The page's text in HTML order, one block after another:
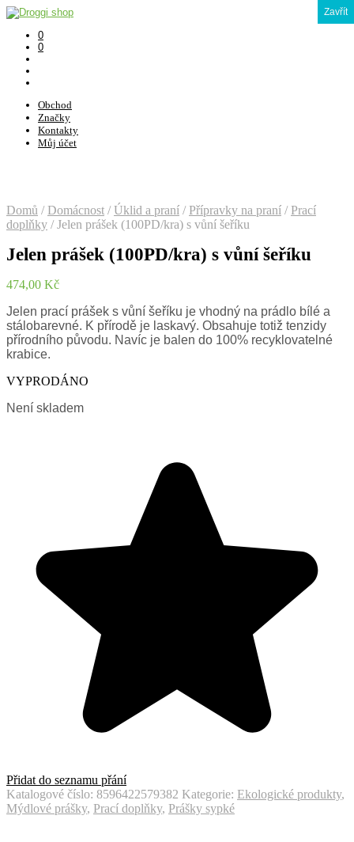
0
0
Obchod
Značky
Kontakty
Můj účet
Domů / Domácnost / Úklid a praní / Přípravky na praní / Prací
doplňky /Jelen prášek (100PD/kra) s vůní šeříku
Jelen prášek (100PD/kra) s vůní šeříku
474,00 Kč
Jelen prací prášek s vůní šeříku je vhodný na prádlo bílé a
stálobarevné. K přírodě je laskavý. Obsahuje totiž tenzidy
přírodního původu. Navíc je balen do 100% recyklovatelné
krabice.
VYPRODÁNO
Není skladem
Přidat do seznamu přání
Katalogové číslo: 8596422579382 Kategorie: Ekologické produkty,
Mýdlové prášky, Prací doplňky, Prášky sypké
Zavřít